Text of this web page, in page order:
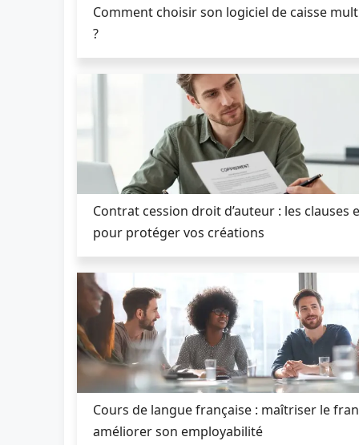
Comment choisir son logiciel de caisse
?
Contrat cession droit d’auteur : les clauses
pour protéger vos créations
Cours de langue française : maîtriser le
améliorer son employabilité